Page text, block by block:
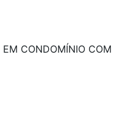
EM CONDOMÍNIO COM
projeto